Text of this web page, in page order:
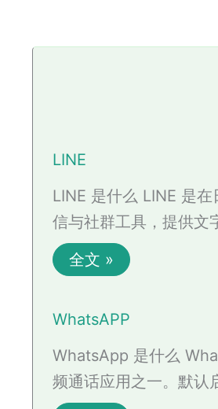
LINE
LINE 是什么 LINE 是
信与社群工具，提供
全文 »
WhatsAPP
WhatsApp 是什么
频通话应用之一。默认